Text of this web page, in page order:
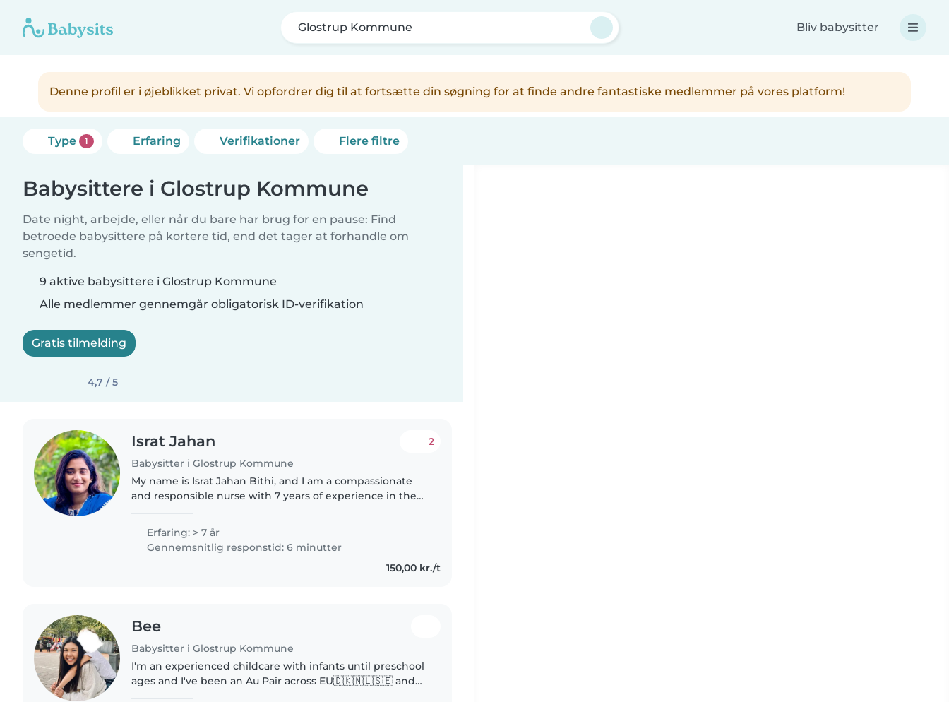
Glostrup Kommune Bliv babysitter
Denne profil er i øjeblikket privat. Vi opfordrer dig til at fortsætte din søgning for at finde andre fantastiske medlemmer på vores platform!
Type 1 Erfaring Verifikationer Flere filtre
Babysittere i Glostrup Kommune
Date night, arbejde, eller når du bare har brug for en pause: Find
betroede babysittere på kortere tid, end det tager at forhandle om
sengetid.
9 aktive babysittere i Glostrup Kommune
Alle medlemmer gennemgår obligatorisk ID-verifikation
Gratis tilmelding
4,7 / 5
Israt Jahan
Babysitter i Glostrup Kommune
2
My name is Israt Jahan Bithi, and I am a compassionate
and responsible nurse with 7 years of experience in the
(MSF). I am currently..
Erfaring: > 7 år
Gennemsnitlig responstid: 6 minutter
150,00 kr./t
Bee
Babysitter i Glostrup Kommune
I'm an experienced childcare with infants until preschool
ages and I've been an Au Pair across EU🇩🇰🇳🇱🇸🇪 and